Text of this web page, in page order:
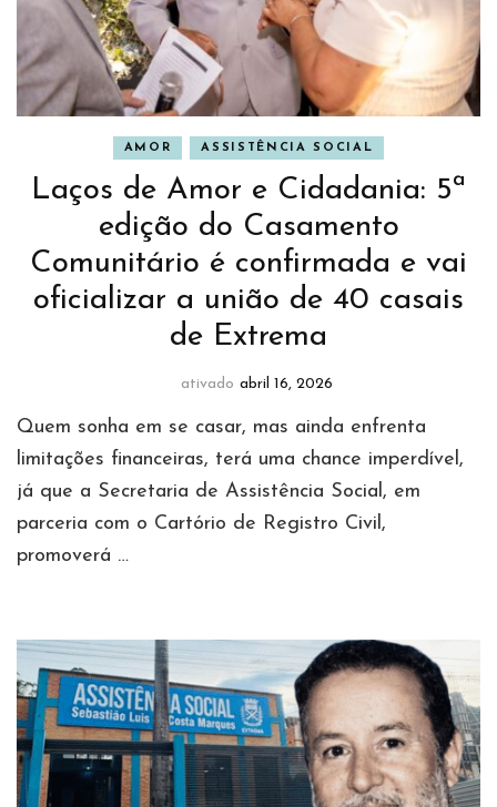
AMOR ASSISTÊNCIA SOCIAL
Laços de Amor e Cidadania: 5ª
edição do Casamento
Comunitário é confirmada e vai
oficializar a união de 40 casais
de Extrema
ativado abril 16, 2026
Quem sonha em se casar, mas ainda enfrenta
limitações financeiras, terá uma chance imperdível,
já que a Secretaria de Assistência Social, em
parceria com o Cartório de Registro Civil,
promoverá …